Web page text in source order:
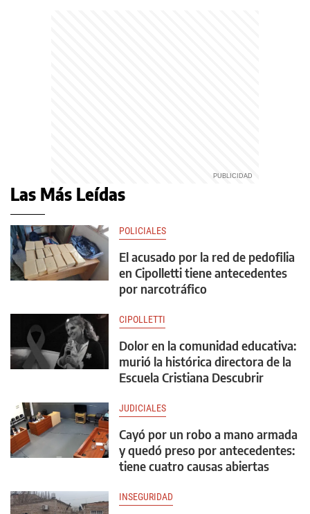
Las Más Leídas
POLICIALES
El acusado por la red de pedofilia
en Cipolletti tiene antecedentes
por narcotráfico
CIPOLLETTI
Dolor en la comunidad educativa:
murió la histórica directora de la
Escuela Cristiana Descubrir
JUDICIALES
Cayó por un robo a mano armada
y quedó preso por antecedentes:
tiene cuatro causas abiertas
INSEGURIDAD